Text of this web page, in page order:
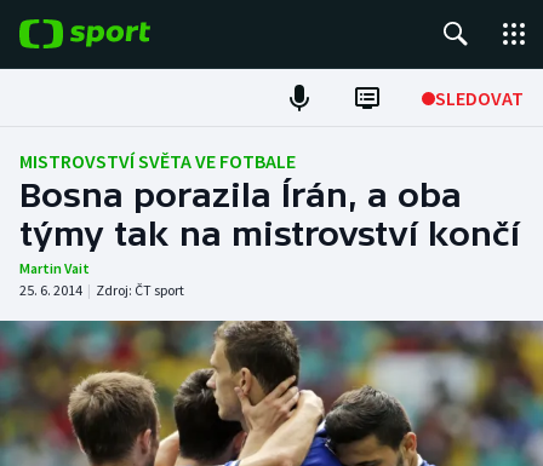
SLEDOVAT
Fotbal
Hokej
Tenis
Atletika
Cyklistika
DALŠÍ SPORTY
MISTROVSTVÍ SVĚTA VE FOTBALE
Bosna porazila Írán, a oba
týmy tak na mistrovství končí
Martin Vait
25. 6. 2014 | Zdroj: ČT sport